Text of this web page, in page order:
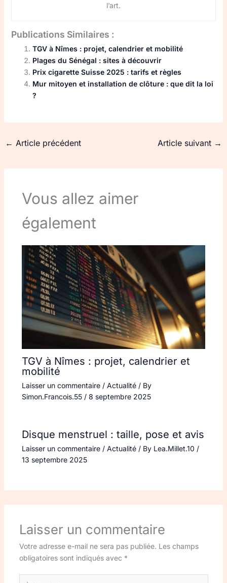
l’art.
Publications Similaires :
TGV à Nîmes : projet, calendrier et mobilité
Plages du Sénégal : sites à découvrir
Prix cigarette Suisse 2025 : tarifs et règles
Mur mitoyen et installation de clôture : que dit la loi
?
← Article précédent Article suivant →
Vous allez aimer
également
TGV à Nîmes : projet, calendrier et
mobilité
Laisser un commentaire / Actualité/ By
Simon.Francois.55 / 8 septembre 2025
Disque menstruel : taille, pose et avis
Laisser un commentaire / Actualité/ By Lea.Millet.10 /
13 septembre 2025
Laisser un commentaire
Votre adresse e-mail ne sera pas publiée. Les champs
obligatoires sont indiqués avec *
Écrivez